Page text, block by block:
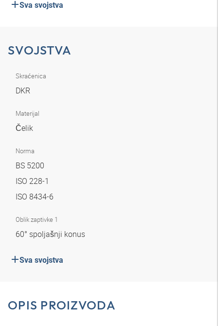
Sva svojstva
SVOJSTVA
Skraćenica
DKR
Materijal
Čelik
Norma
BS 5200
ISO 228-1
ISO 8434-6
Oblik zaptivke 1
60° spoljašnji konus
Sva svojstva
OPIS PROIZVODA